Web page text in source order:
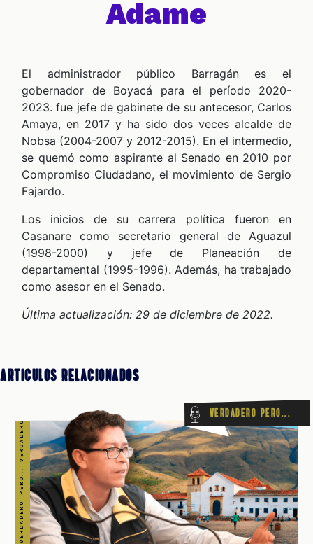
PODCAST
ZOOM
Adame
El administrador público Barragán es el
gobernador de Boyacá para el período 2020-
2023. fue jefe de gabinete de su antecesor, Carlos
Amaya, en 2017 y ha sido dos veces alcalde de
Nobsa (2004-2007 y 2012-2015). En el intermedio,
se quemó como aspirante al Senado en 2010 por
Compromiso Ciudadano, el movimiento de Sergio
Fajardo.
Los inicios de su carrera política fueron en
Casanare como secretario general de Aguazul
(1998-2000) y jefe de Planeación de
departamental (1995-1996). Además, ha trabajado
como asesor en el Senado.
Última actualización: 29 de diciembre de 2022.
Artículos Relacionados
VERDADERO PERO... VERDADERO PERO... VERDADERO PERO... VERDADERO PERO... VERDADERO PERO... VERDADERO PERO... VERDADERO PERO... Verdadero pero...